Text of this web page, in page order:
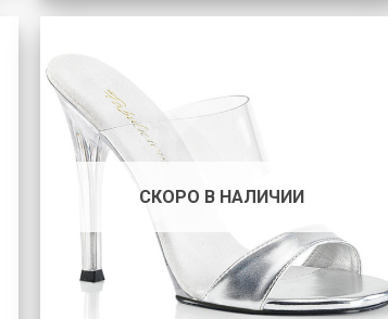
СКОРО В НАЛИЧИИ